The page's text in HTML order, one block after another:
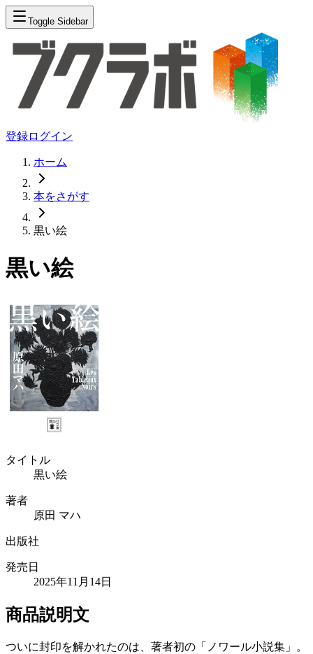
Toggle Sidebar
登録ログイン
ホーム
本をさがす
黒い絵
黒い絵
タイトル
黒い絵
著者
原田 マハ
出版社
発売日
2025年11月14日
商品説明文
ついに封印を解かれたのは、著者初の「ノワール小説集」。